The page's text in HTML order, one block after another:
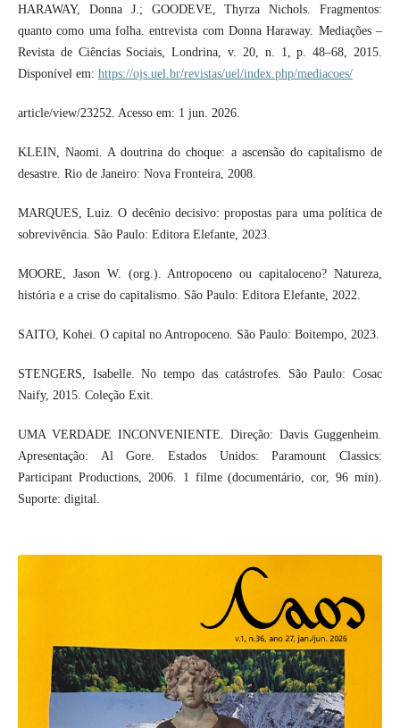
HARAWAY, Donna J.; GOODEVE, Thyrza Nichols. Fragmentos:
quanto como uma folha. entrevista com Donna Haraway. Mediações –
Revista de Ciências Sociais, Londrina, v. 20, n. 1, p. 48–68, 2015.
Disponível em: https://ojs.uel.br/revistas/uel/index.php/mediacoes/
article/view/23252. Acesso em: 1 jun. 2026.
KLEIN, Naomi. A doutrina do choque: a ascensão do capitalismo de
desastre. Rio de Janeiro: Nova Fronteira, 2008.
MARQUES, Luiz. O decênio decisivo: propostas para uma política de
sobrevivência. São Paulo: Editora Elefante, 2023.
MOORE, Jason W. (org.). Antropoceno ou capitaloceno? Natureza,
história e a crise do capitalismo. São Paulo: Editora Elefante, 2022.
SAITO, Kohei. O capital no Antropoceno. São Paulo: Boitempo, 2023.
STENGERS, Isabelle. No tempo das catástrofes. São Paulo: Cosac
Naify, 2015. Coleção Exit.
UMA VERDADE INCONVENIENTE. Direção: Davis Guggenheim.
Apresentação: Al Gore. Estados Unidos: Paramount Classics:
Participant Productions, 2006. 1 filme (documentário, cor, 96 min).
Suporte: digital.